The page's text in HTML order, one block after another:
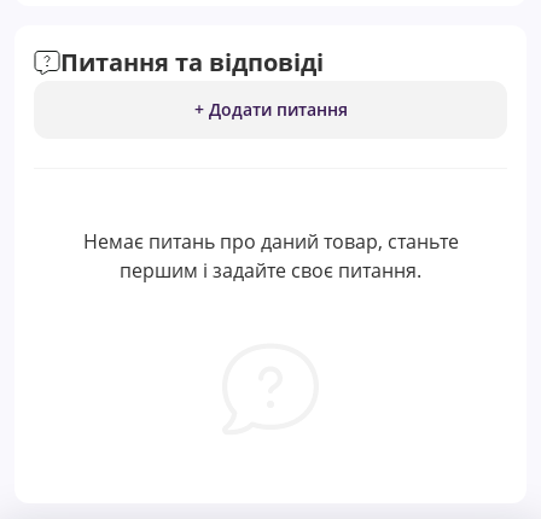
Питання та відповіді
+ Додати питання
Немає питань про даний товар, станьте
першим і задайте своє питання.